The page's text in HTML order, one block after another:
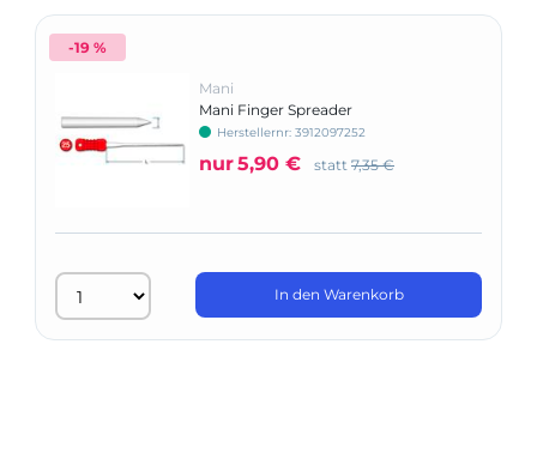
-19 %
Mani
Mani Finger Spreader
Herstellernr: 3912097252
nur5,90 € statt 7,35 €
In den Warenkorb